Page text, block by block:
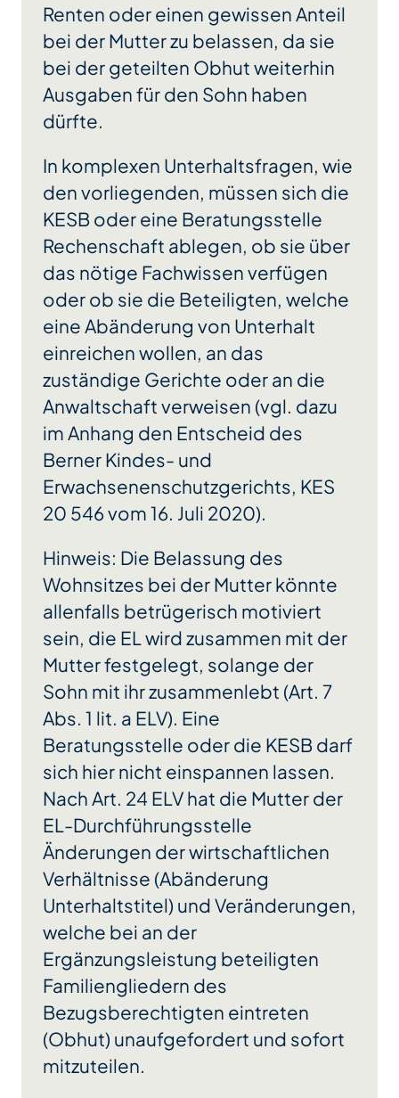
Renten oder einen gewissen Anteil
bei der Mutter zu belassen, da sie
bei der geteilten Obhut weiterhin
Ausgaben für den Sohn haben
dürfte.
In komplexen Unterhaltsfragen, wie
den vorliegenden, müssen sich die
KESB oder eine Beratungsstelle
Rechenschaft ablegen, ob sie über
das nötige Fachwissen verfügen
oder ob sie die Beteiligten, welche
eine Abänderung von Unterhalt
einreichen wollen, an das
zuständige Gerichte oder an die
Anwaltschaft verweisen (vgl. dazu
im Anhang den Entscheid des
Berner Kindes- und
Erwachsenenschutzgerichts, KES
20 546 vom 16. Juli 2020).
Hinweis: Die Belassung des
Wohnsitzes bei der Mutter könnte
allenfalls betrügerisch motiviert
sein, die EL wird zusammen mit der
Mutter festgelegt, solange der
Sohn mit ihr zusammenlebt (Art. 7
Abs. 1 lit. a ELV). Eine
Beratungsstelle oder die KESB darf
sich hier nicht einspannen lassen.
Nach Art. 24 ELV hat die Mutter der
EL-Durchführungsstelle
Änderungen der wirtschaftlichen
Verhältnisse (Abänderung
Unterhaltstitel) und Veränderungen,
welche bei an der
Ergänzungsleistung beteiligten
Familiengliedern des
Bezugsberechtigten eintreten
(Obhut) unaufgefordert und sofort
mitzuteilen.